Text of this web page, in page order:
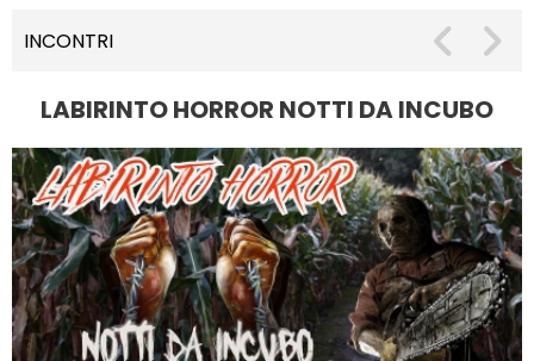
INCONTRI
LABIRINTO HORROR NOTTI DA INCUBO